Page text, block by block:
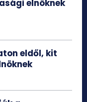
elnöknek
eldől, kit